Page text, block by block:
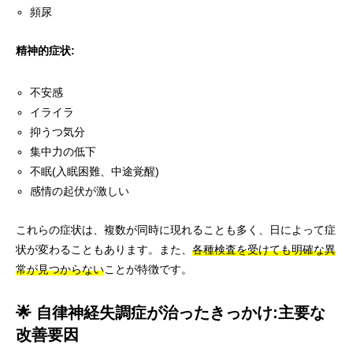
頻尿
精神的症状:
不安感
イライラ
抑うつ気分
集中力の低下
不眠(入眠困難、中途覚醒)
感情の起伏が激しい
これらの症状は、複数が同時に現れることも多く、日によって症
状が変わることもあります。また、 各種検査を受けても明確な異
常が見つからないことが特徴です。
🌟 自律神経失調症が治ったきっかけ:主要な
改善要因